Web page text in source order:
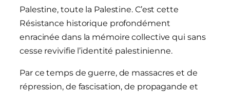
Palestine, toute la Palestine. C’est cette
Résistance historique profondément
enracinée dans la mémoire collective qui sans
cesse revivifie l’identité palestinienne.
Par ce temps de guerre, de massacres et de
répression, de fascisation, de propagande et